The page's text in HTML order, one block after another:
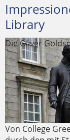
Library
Die Oliver
Der Innenhof
Fresko im Trinity
Sphere Within
Von College